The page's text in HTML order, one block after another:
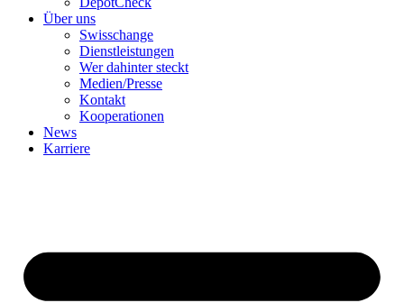
Über uns
Swisschange
Dienstleistungen
Wer dahinter steckt
Medien/Presse
Kontakt
Kooperationen
News
Karriere